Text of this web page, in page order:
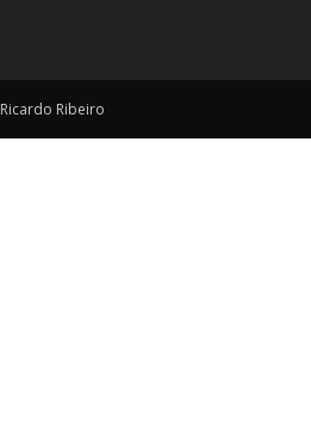
Ribeiro